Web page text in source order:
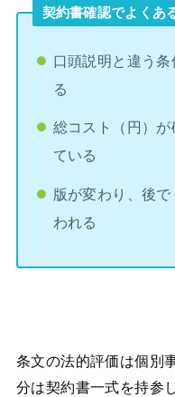
契約書確認でよくあ
口頭説明と違う
る
総コスト（円）
ている
版が変わり、後
われる
条文の法的評価は個別
分は契約書一式を持参